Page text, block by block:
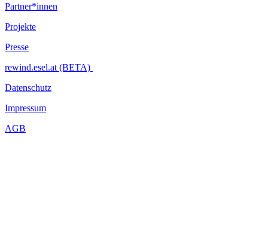
Partner*innen
Projekte
Presse
rewind.esel.at (BETA)
Datenschutz
Impressum
AGB